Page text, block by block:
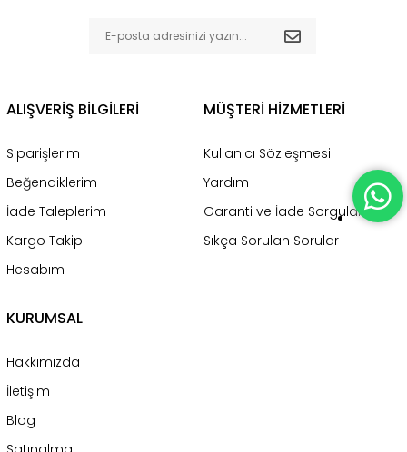
ALIŞVERİŞ BİLGİLERİ
Siparişlerim
Beğendiklerim
İade Taleplerim
Kargo Takip
Hesabım
MÜŞTERİ HİZMETLERİ
Kullanıcı Sözleşmesi
Yardım
Garanti ve İade Sorgulama
Sıkça Sorulan Sorular
KURUMSAL
Hakkımızda
İletişim
Blog